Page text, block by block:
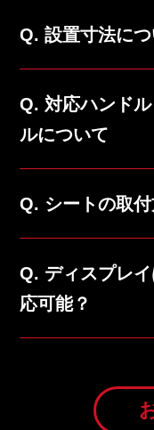
設置寸法に
対応ハンド
ルについて
シートの取
ディスプレ
応可能？